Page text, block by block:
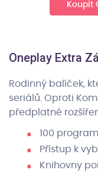
Koupit
Oneplay Extra
Rodinný balíček,
seriálů. Oproti
předplatné
100
Přístup k
Knihovny